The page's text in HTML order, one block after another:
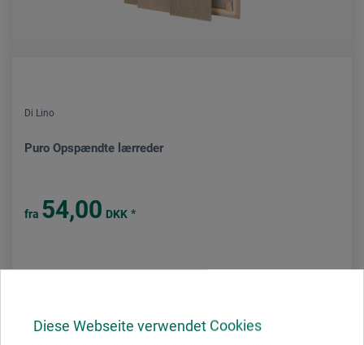
Diese Webseite verwendet Cookies
Di Lino
Puro Opspændte lærreder
fra 54,00 DKK *